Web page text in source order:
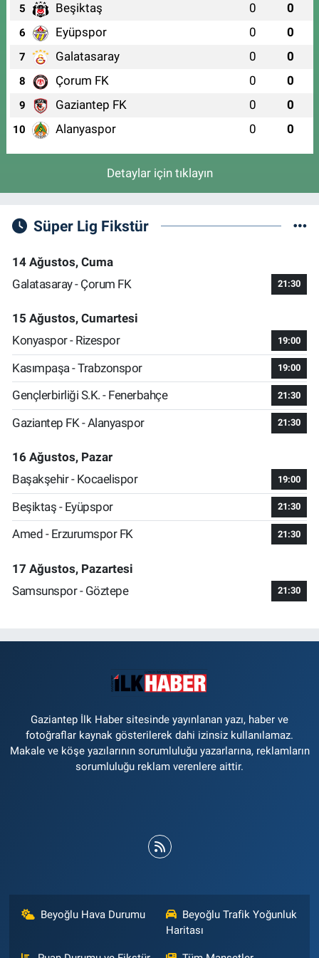
5 Beşiktaş 0 0
6 Eyüpspor 0 0
7 Galatasaray 0 0
8 Çorum FK 0 0
9 Gaziantep FK 0 0
10 Alanyaspor 0 0
Detaylar için tıklayın
Süper Lig Fikstür
14 Ağustos, Cuma
Galatasaray - Çorum FK
21:30
15 Ağustos, Cumartesi
Konyaspor - Rizespor
19:00
Kasımpaşa - Trabzonspor 19:00
Gençlerbirliği S.K. - Fenerbahçe 21:30
Gaziantep FK - Alanyaspor 21:30
16 Ağustos, Pazar
Başakşehir - Kocaelispor
19:00
Beşiktaş - Eyüpspor 21:30
Amed - Erzurumspor FK 21:30
17 Ağustos, Pazartesi
Samsunspor - Göztepe
21:30
Gaziantep İlk Haber sitesinde yayınlanan yazı, haber ve
fotoğraflar kaynak gösterilerek dahi izinsiz kullanılamaz.
Makale ve köşe yazılarının sorumluluğu yazarlarına, reklamların
sorumluluğu reklam verenlere aittir.
Beyoğlu Hava Durumu
Beyoğlu Trafik Yoğunluk
Haritası